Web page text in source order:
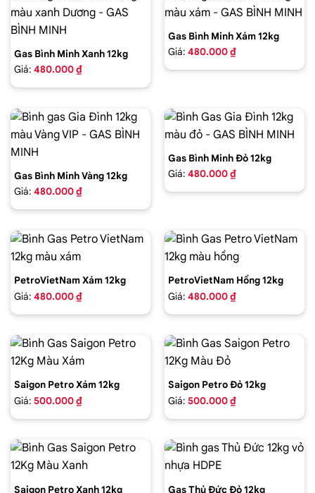
Gas Bình Minh Xanh 12kg
Giá: 480.000 ₫
Gas Bình Minh Xám 12kg
Giá: 480.000 ₫
Gas Bình Minh Vàng 12kg
Giá: 480.000 ₫
Gas Bình Minh Đỏ 12kg
Giá: 480.000 ₫
PetroVietNam Xám 12kg
Giá: 480.000 ₫
PetroVietNam Hồng 12kg
Giá: 480.000 ₫
Saigon Petro Xám 12kg
Giá: 500.000 ₫
Saigon Petro Đỏ 12kg
Giá: 500.000 ₫
Saigon Petro Xanh 12kg Gas Thủ Đức Đỏ 12kg